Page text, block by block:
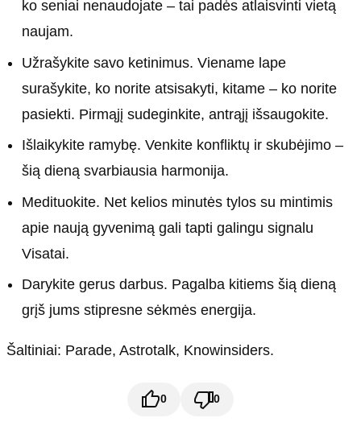
ko seniai nenaudojate – tai padės atlaisvinti vietą
naujam.
Užrašykite savo ketinimus. Viename lape
surašykite, ko norite atsisakyti, kitame – ko norite
pasiekti. Pirmąjį sudeginkite, antrąjį išsaugokite.
Išlaikykite ramybę. Venkite konfliktų ir skubėjimo –
šią dieną svarbiausia harmonija.
Medituokite. Net kelios minutės tylos su mintimis
apie naują gyvenimą gali tapti galingu signalu
Visatai.
Darykite gerus darbus. Pagalba kitiems šią dieną
grįš jums stipresne sėkmės energija.
Šaltiniai: Parade, Astrotalk, Knowinsiders.
0 0